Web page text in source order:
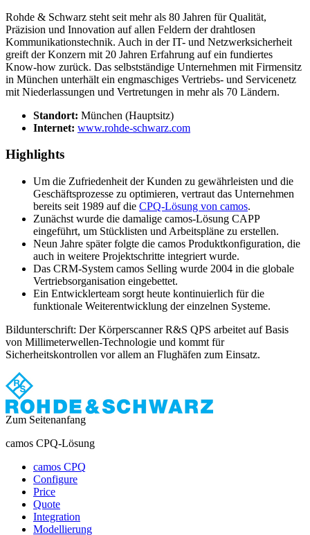
Rohde & Schwarz steht seit mehr als 80 Jahren für Qualität,
Präzision und Innovation auf allen Feldern der drahtlosen
Kommunikationstechnik. Auch in der IT- und Netzwerksicherheit
greift der Konzern mit 20 Jahren Erfahrung auf ein fundiertes
Know-how zurück. Das selbstständige Unternehmen mit Firmensitz
in München unterhält ein engmaschiges Vertriebs- und Servicenetz
mit Niederlassungen und Vertretungen in mehr als 70 Ländern.
Standort: München (Hauptsitz)
Internet: www.rohde-schwarz.com
Highlights
Um die Zufriedenheit der Kunden zu gewährleisten und die
Geschäftsprozesse zu optimieren, vertraut das Unternehmen
bereits seit 1989 auf die CPQ-Lösung von camos.
Zunächst wurde die damalige camos-Lösung CAPP
eingeführt, um Stücklisten und Arbeitspläne zu erstellen.
Neun Jahre später folgte die camos Produktkonfiguration, die
auch in weitere Projektschritte integriert wurde.
Das CRM-System camos Selling wurde 2004 in die globale
Vertriebsorganisation eingebettet.
Ein Entwicklerteam sorgt heute kontinuierlich für die
funktionale Weiterentwicklung der einzelnen Systeme.
Bildunterschrift: Der Körperscanner R&S QPS arbeitet auf Basis
von Millimeterwellen-Technologie und kommt für
Sicherheitskontrollen vor allem an Flughäfen zum Einsatz.
Zum Seitenanfang
camos CPQ-Lösung
camos CPQ
Configure
Price
Quote
Integration
Modellierung